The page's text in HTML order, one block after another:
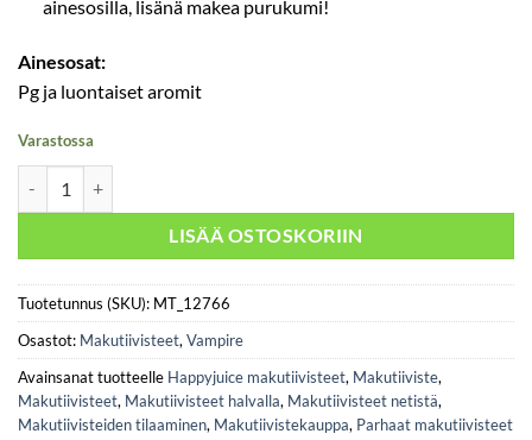
ainesosilla, lisänä makea purukumi!
Ainesosat:
Pg ja luontaiset aromit
Varastossa
LISÄÄ OSTOSKORIIN
Tuotetunnus (SKU): MT_12766
Osastot: Makutiivisteet, Vampire
Avainsanat tuotteelle Happyjuice makutiivisteet, Makutiiviste,
Makutiivisteet, Makutiivisteet halvalla, Makutiivisteet netistä,
Makutiivisteiden tilaaminen, Makutiivistekauppa, Parhaat makutiivisteet